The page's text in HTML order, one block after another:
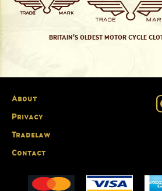
BRITAIN'S OLDEST MOTOR CYCLE
About
Privacy
Tradelaw
Contact